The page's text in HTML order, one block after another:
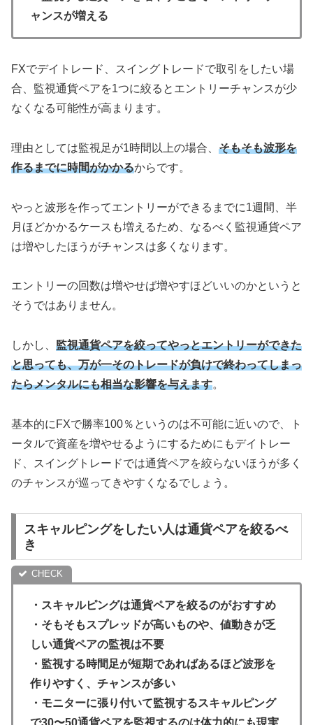
ャンスが増える
FXでデイトレード、スイングトレードで取引をしたい場
合、監視通貨ペアを1つに絞るとエントリーチャンスが少
なくなる可能性が高まります。
理由としては監視足が1時間以上の場合、 そもそも波形を
作るまでに時間がかかるからです。
やっと波形を作ってエントリーができるまでに1週間、半
月ほどかかるケースも増えるため、なるべく監視通貨ペア
は増やしたほうがチャンスは多くなります。
エントリーの回数は増やせば増やすほどいいのかというと
そうではありません。
しかし、 監視通貨ペアを絞ってやっとエントリーができた
と思っても、万が一そのトレードが負けで終わってしまっ
たらメンタルにも相当な影響を与えます。
基本的にFXで勝率100％というのは不可能に近いので、ト
ータルで資産を増やせるようにするためにもデイトレー
ド、スイングトレードでは通貨ペアを絞らないほうが多く
のチャンスが巡ってきやすくなるでしょう。
スキャルピングをしたい人は通貨ペアを絞るべ
き
・スキャルピングは通貨ペアを絞るのがおすすめ
・そもそもスプレッドが高いものや、値動きが乏
しい通貨ペアの監視は不要
・監視する時間足が短期であればあるほど波形を
作りやすく、チャンスが多い
・モニターに張り付いて監視するスキャルピング